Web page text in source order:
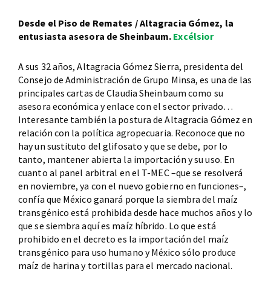
Desde el Piso de Remates / Altagracia Gómez, la
entusiasta asesora de Sheinbaum. Excélsior
A sus 32 años, Altagracia Gómez Sierra, presidenta del
Consejo de Administración de Grupo Minsa, es una de las
principales cartas de Claudia Sheinbaum como su
asesora económica y enlace con el sector privado…
Interesante también la postura de Altagracia Gómez en
relación con la política agropecuaria. Reconoce que no
hay un sustituto del glifosato y que se debe, por lo
tanto, mantener abierta la importación y su uso. En
cuanto al panel arbitral en el T-MEC –que se resolverá
en noviembre, ya con el nuevo gobierno en funciones–,
confía que México ganará porque la siembra del maíz
transgénico está prohibida desde hace muchos años y lo
que se siembra aquí es maíz híbrido. Lo que está
prohibido en el decreto es la importación del maíz
transgénico para uso humano y México sólo produce
maíz de harina y tortillas para el mercado nacional.